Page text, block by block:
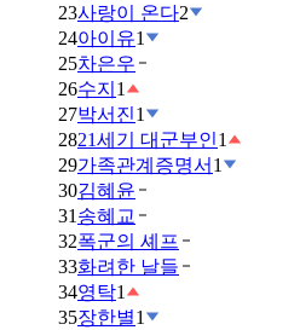
23사랑이 온다2
24아이유1
25차은우
26수지 1
27박서진1
2821세기 대군부인1
29가족관계증명서 1
30김혜윤
31 송혜교
32폭군의 셰프
33화려한 날들
34영탁1
35장한별1